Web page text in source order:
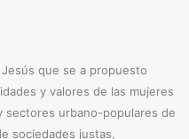
que se a propuesto
y valores de las mujeres
sectores urbano-populares de
sociedades justas,